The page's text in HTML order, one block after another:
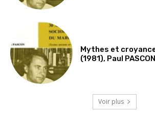
Mythes et
(1981), Paul PASCON
Voir plus